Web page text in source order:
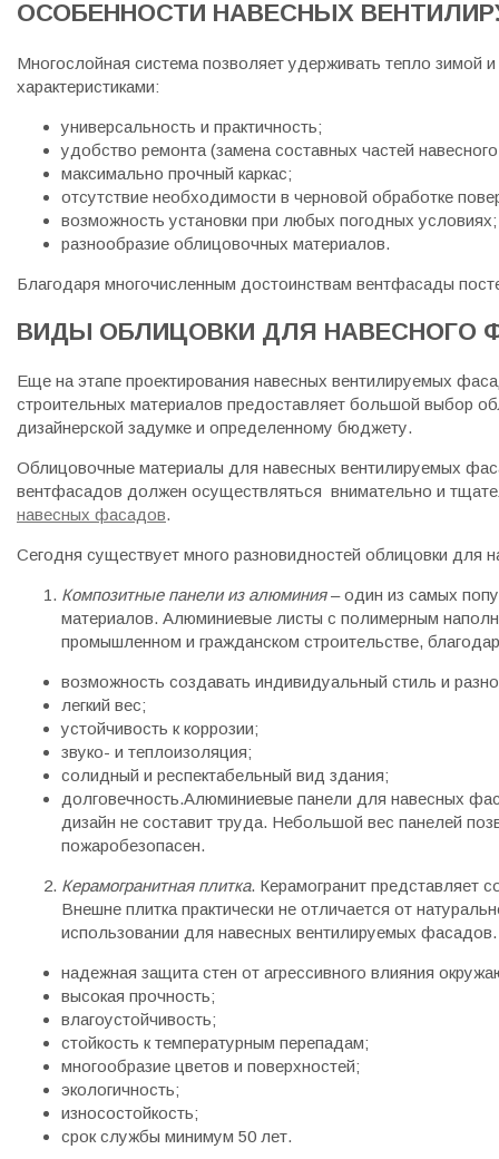
ОСОБЕННОСТИ НАВЕСНЫХ
Многослойная система позволяет удерживать тепло зимой
характеристиками:
универсальность и практичность;
удобство ремонта (замена составных частей
максимально прочный каркас;
отсутствие необходимости в черновой обработке
возможность установки при любых погодных условиях;
разнообразие облицовочных материалов.
Благодаря многочисленным достоинствам вентфасады
ВИДЫ ОБЛИЦОВКИ ДЛЯ НАВЕСНОГО
Еще на этапе проектирования навесных вентилируемых
строительных материалов предоставляет большой выбор
дизайнерской задумке и определенному бюджету.
Облицовочные материалы для навесных вентилируемых
вентфасадов должен осуществляться внимательно и
навесных фасадов.
Сегодня существует много разновидностей облицовки для
Композитные панели из алюминия– один из самых
материалов. Алюминиевые листы с полимерным
промышленном и гражданском строительстве,
возможность создавать индивидуальный стиль и
легкий вес;
устойчивость к коррозии;
звуко- и теплоизоляция;
солидный и респектабельный вид здания;
долговечность.Алюминиевые панели для навесных
дизайн не составит труда. Небольшой вес панелей
пожаробезопасен.
Керамогранитная плитка. Керамогранит представляет
Внешне плитка практически не отличается от
использовании для навесных вентилируемых
надежная защита стен от агрессивного влияния
высокая прочность;
влагоустойчивость;
стойкость к температурным перепадам;
многообразие цветов и поверхностей;
экологичность;
износостойкость;
срок службы минимум 50 лет.